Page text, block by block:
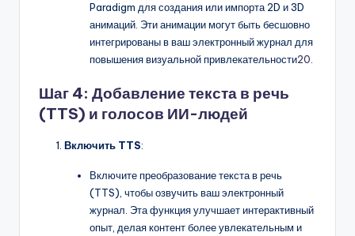
Paradigm для создания или импорта 2D и 3D
анимаций. Эти анимации могут быть бесшовно
интегрированы в ваш электронный журнал для
повышения визуальной привлекательности20
Шаг 4: Добавление текста в речь
(TTS) и голосов ИИ-людей
Включить TTS:
Включите преобразование текста в речь
(TTS), чтобы озвучить ваш электронный
журнал. Эта функция улучшает интерактивный
опыт, делая контент более увлекательным и